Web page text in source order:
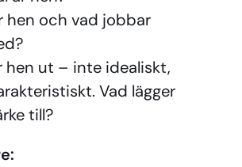
hen och vad jobbar
hen ut – inte idealiskt,
Vad lägger
till?